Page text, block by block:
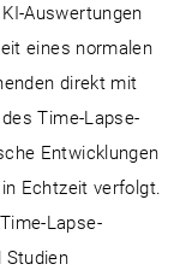
Auswertungen
eines normalen
direkt mit
Time-Lapse-
Entwicklungen
Echtzeit verfolgt.
Lapse-
Studien